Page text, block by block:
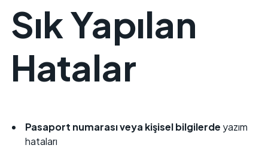
Sık Yapılan
Hatalar
Pasaport numarası veya kişisel bilgilerde yazım
hataları